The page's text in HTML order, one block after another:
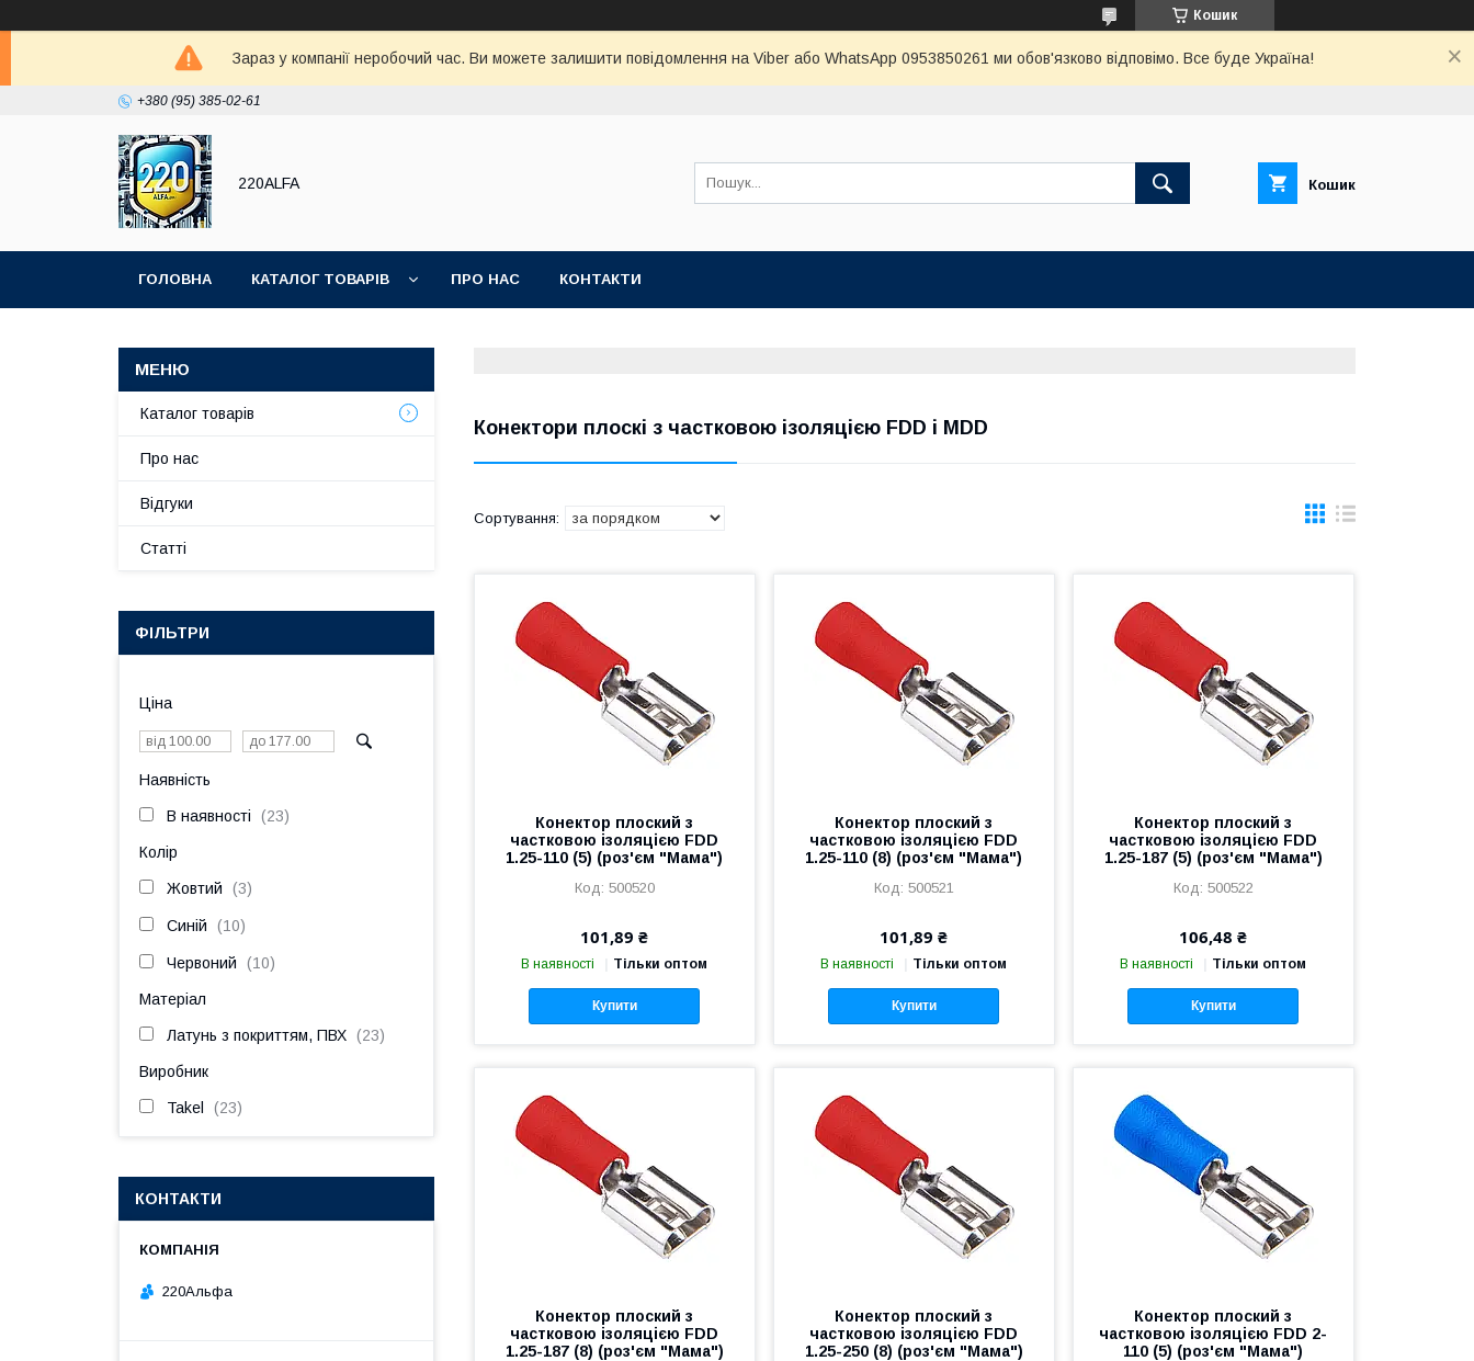
Кошик
Зараз у компанії неробочий час. Ви можете залишити повідомлення на Viber або WhatsApp 0953850261 ми обов'язково відповімо. Все буде Україна!
+380 (95) 385-02-61
220ALFA Кошик
ГОЛОВНА КАТАЛОГ ТОВАРІВ ПРО НАС КОНТАКТИ
Конектори плоскі з частковою ізоляцією FDD і MDD
Конектор плоский з
частковою ізоляцією FDD
1.25-110 (5) (роз'єм "Мама")
500520
101,89 ₴
В наявності Тільки оптом
Купити
Конектор плоский з
частковою ізоляцією FDD
1.25-110 (8) (роз'єм "Мама")
500521
101,89 ₴
В наявності Тільки оптом
Купити
Конектор плоский з
частковою ізоляцією FDD
1.25-187 (5) (роз'єм "Мама")
500522
106,48 ₴
В наявності Тільки оптом
Купити
Конектор плоский з
частковою ізоляцією FDD
1.25-187 (8) (роз'єм "Мама")
Конектор плоский з
частковою ізоляцією FDD
1.25-250 (8) (роз'єм "Мама")
Конектор плоский з
частковою ізоляцією FDD 2-
110 (5) (роз'єм "Мама")
Каталог товарів
Про нас
Відгуки
Статті
ФІЛЬТРИ
Ціна
Наявність
В наявності 23
Колір
Жовтий 3
Синій 10
Червоний 10
Матеріал
Латунь з покриттям, ПВХ 23
Виробник
Takel 23
КОНТАКТИ
220Альфа